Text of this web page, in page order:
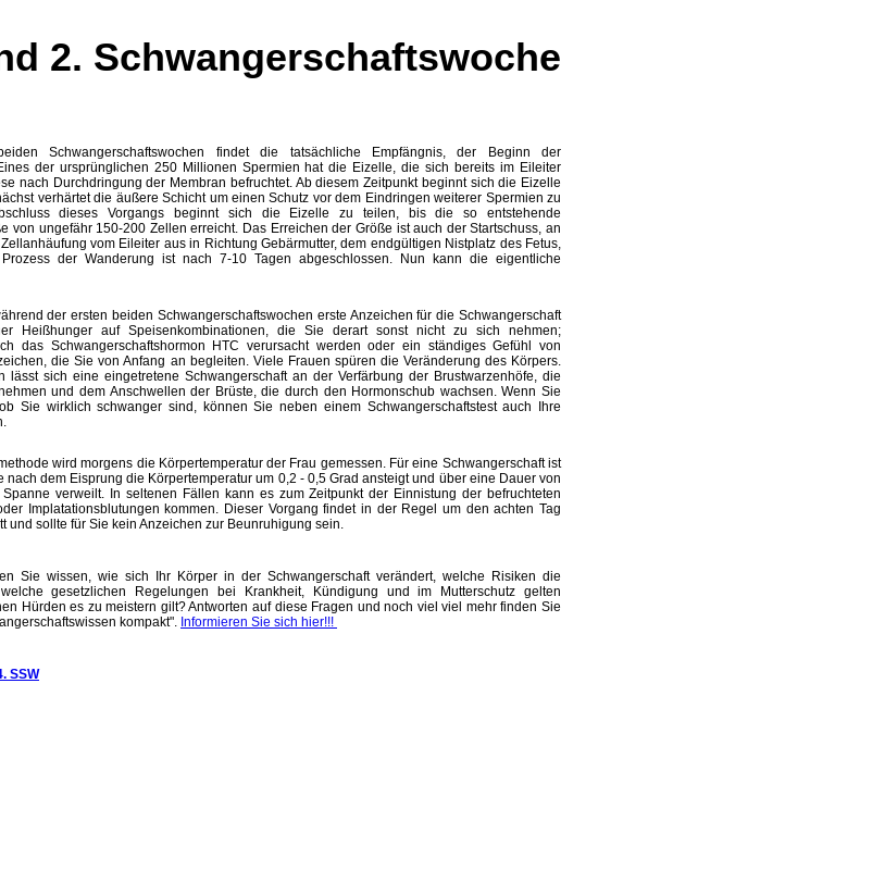
2. Schwangerschaftswoche
Schwangerschaftswochen findet die tatsächliche Empfängnis, der Beginn der
der ursprünglichen 250 Millionen Spermien hat die Eizelle, die sich bereits im Eileiter
nach Durchdringung der Membran befruchtet. Ab diesem Zeitpunkt beginnt sich die Eizelle
verhärtet die äußere Schicht um einen Schutz vor dem Eindringen weiterer Spermien zu
dieses Vorgangs beginnt sich die Eizelle zu teilen, bis die so entstehende
von ungefähr 150-200 Zellen erreicht. Das Erreichen der Größe ist auch der Startschuss, an
vom Eileiter aus in Richtung Gebärmutter, dem endgültigen Nistplatz des Fetus,
der Wanderung ist nach 7-10 Tagen abgeschlossen. Nun kann die eigentliche
der ersten beiden Schwangerschaftswochen erste Anzeichen für die Schwangerschaft
Heißhunger auf Speisenkombinationen, die Sie derart sonst nicht zu sich nehmen;
das Schwangerschaftshormon HTC verursacht werden oder ein ständiges Gefühl von
die Sie von Anfang an begleiten. Viele Frauen spüren die Veränderung des Körpers.
lässt sich eine eingetretene Schwangerschaft an der Verfärbung der Brustwarzenhöfe, die
und dem Anschwellen der Brüste, die durch den Hormonschub wachsen. Wenn Sie
Sie wirklich schwanger sind, können Sie neben einem Schwangerschaftstest auch Ihre
wird morgens die Körpertemperatur der Frau gemessen. Für eine Schwangerschaft ist
nach dem Eisprung die Körpertemperatur um 0,2 - 0,5 Grad ansteigt und über eine Dauer von
verweilt. In seltenen Fällen kann es zum Zeitpunkt der Einnistung der befruchteten
Implatationsblutungen kommen. Dieser Vorgang findet in der Regel um den achten Tag
und sollte für Sie kein Anzeichen zur Beunruhigung sein.
Sie wissen, wie sich Ihr Körper in der Schwangerschaft verändert, welche Risiken die
welche gesetzlichen Regelungen bei Krankheit, Kündigung und im Mutterschutz gelten
Hürden es zu meistern gilt? Antworten auf diese Fragen und noch viel viel mehr finden Sie
kompakt". Informieren Sie sich hier!!!
SSW